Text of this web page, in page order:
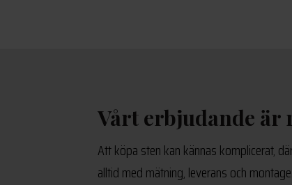
Vårt erbjudande
Att köpa sten kan kännas komplicerat,
alltid med mätning, leverans och